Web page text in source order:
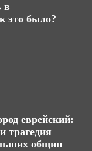
в
это было?
еврейский:
трагедия
общин